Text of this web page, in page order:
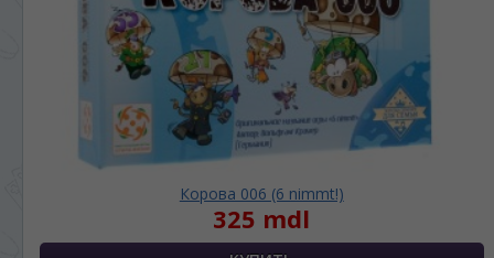
Корова 006 (6 nimmt!)
325 mdl